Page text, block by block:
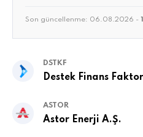
Son güncellenme: 06.08.2026 -
DSTKF
Destek Finans
ASTOR
Astor Enerji A.Ş.